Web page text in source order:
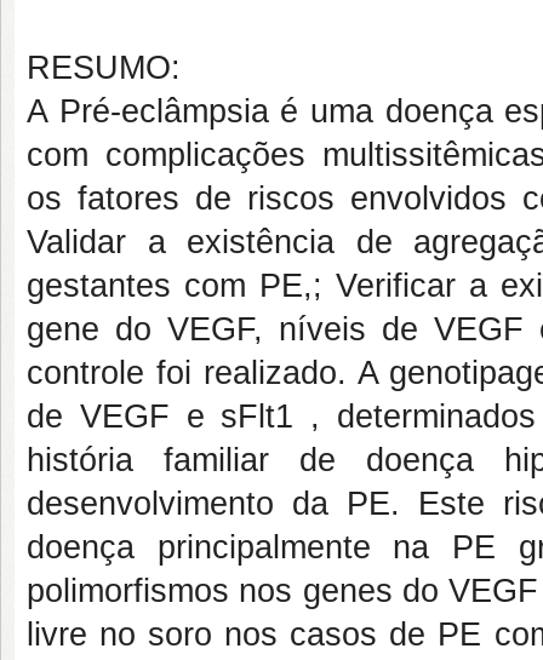
RESUMO:
A Pré-eclâmpsia é uma doença
com complicações
os fatores de riscos envolvidos
Validar a existência de
gestantes com PE,; Verificar a
gene do VEGF, níveis de
controle foi realizado. A
de VEGF e sFlt1 ,
história familiar de doença
desenvolvimento da PE. Este
doença principalmente na PE
polimorfismos nos genes do
livre no soro nos casos de PE